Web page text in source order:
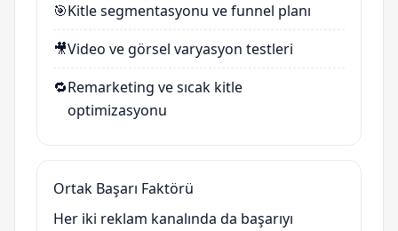
🎯Kitle segmentasyonu ve funnel planı
🎥Video ve görsel varyasyon testleri
🔁Remarketing ve sıcak kitle
optimizasyonu
Ortak Başarı Faktörü
Her iki reklam kanalında da başarıyı